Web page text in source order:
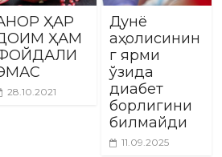
ҲАР
ҲАМ
28.10.2021
Дунё
аҳолисинин
г ярми
ўзида
диабет
борлигини
билмайди
11.09.2025